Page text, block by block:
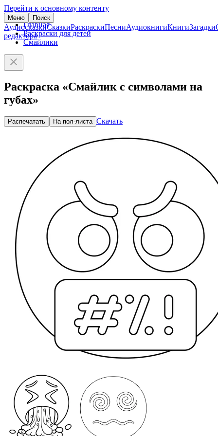
Перейти к основному контенту
Меню Поиск
АудиосказкиСказкиРаскраскиПесниАудиокнигиКнигиЗагадки
редактора
Главная
Раскраски для детей
Смайлики
Раскраска «Смайлик с символами на
губах»
Распечатать На пол-листа Скачать